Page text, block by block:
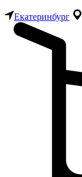
Екатеринбург